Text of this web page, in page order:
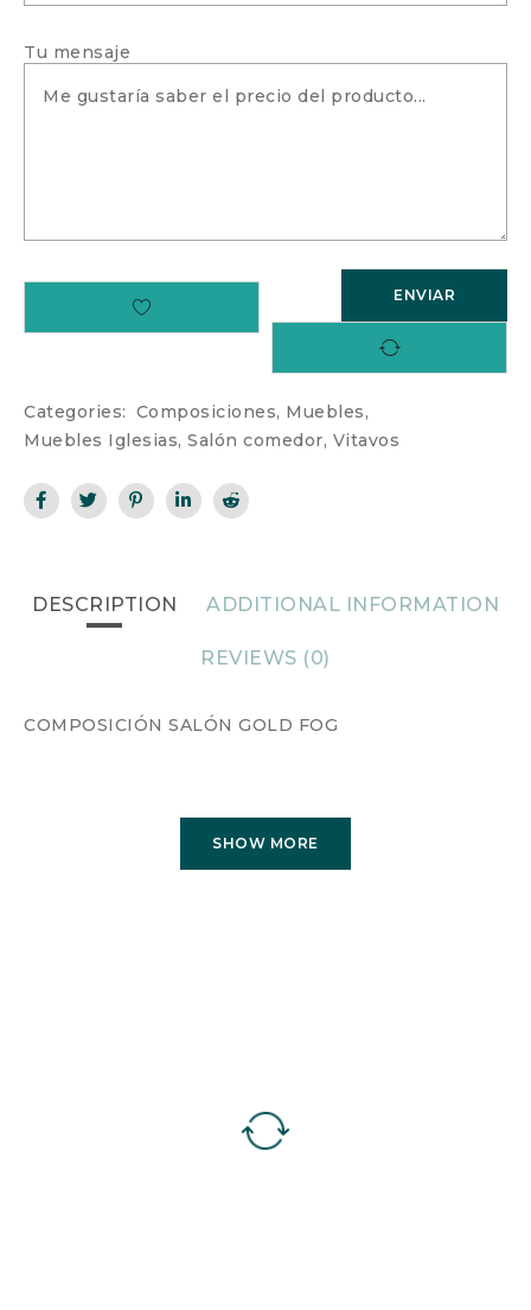
Tu mensaje
Categories: Composiciones, Muebles,
Muebles Iglesias, Salón comedor, Vitavos
DESCRIPTION ADDITIONAL INFORMATION
REVIEWS (0)
COMPOSICIÓN SALÓN GOLD FOG
SHOW MORE